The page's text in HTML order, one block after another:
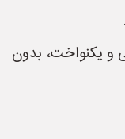
و یکنواخت، بدون